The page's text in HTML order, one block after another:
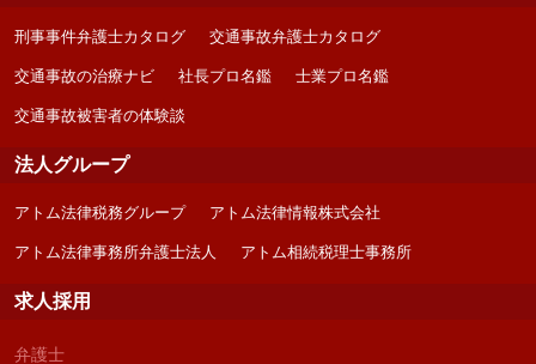
刑事事件弁護士カタログ 交通事故弁護士カタログ
交通事故の治療ナビ 社長プロ名鑑 士業プロ名鑑
交通事故被害者の体験談
法人グループ
アトム法律税務グループ アトム法律情報株式会社
アトム法律事務所弁護士法人 アトム相続税理士事務所
求人採用
弁護士